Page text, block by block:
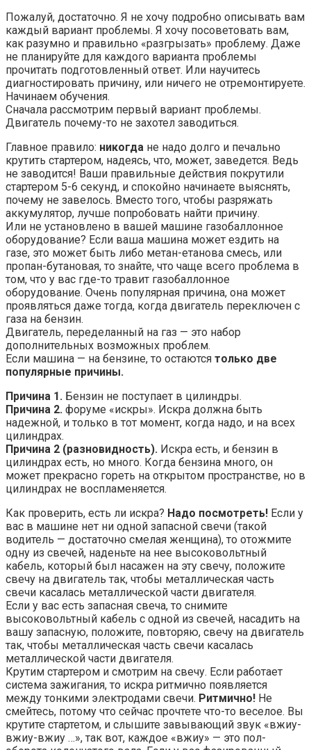
Пожалуй, достаточно. Я не хочу подробно описывать вам
каждый вариант проблемы. Я хочу посоветовать вам,
как разумно и правильно «разгрызать» проблему. Даже
не планируйте для каждого варианта проблемы
прочитать подготовленный ответ. Или научитесь
диагностировать причину, или ничего не отремонтируете.
Начинаем обучения.
Сначала рассмотрим первый вариант проблемы.
Двигатель почему-то не захотел заводиться.
Главное правило: никогда не надо долго и печально
крутить стартером, надеясь, что, может, заведется. Ведь
не заводится! Ваши правильные действия покрутили
стартером 5-6 секунд, и спокойно начинаете выяснять,
почему не завелось. Вместо того, чтобы разряжать
аккумулятор, лучше попробовать найти причину.
Или не установлено в вашей машине газобаллонное
оборудование? Если ваша машина может ездить на
газе, это может быть либо метан-етанова смесь, или
пропан-бутановая, то знайте, что чаще всего проблема в
том, что у вас где-то травит газобаллонное
оборудование. Очень популярная причина, она может
проявляться даже тогда, когда двигатель переключен с
газа на бензин.
Двигатель, переделанный на газ — это набор
дополнительных возможных проблем.
Если машина — на бензине, то остаются только две
популярные причины.
Причина 1. Бензин не поступает в цилиндры.
Причина 2. форуме «искры». Искра должна быть
надежной, и только в тот момент, когда надо, и на всех
цилиндрах.
Причина 2 (разновидность). Искра есть, и бензин в
цилиндрах есть, но много. Когда бензина много, он
может прекрасно гореть на открытом пространстве, но в
цилиндрах не воспламеняется.
Как проверить, есть ли искра? Надо посмотреть! Если у
вас в машине нет ни одной запасной свечи (такой
водитель — достаточно смелая женщина), то отожмите
одну из свечей, наденьте на нее высоковольтный
кабель, который был насажен на эту свечу, положите
свечу на двигатель так, чтобы металлическая часть
свечи касалась металлической части двигателя.
Если у вас есть запасная свеча, то снимите
высоковольтный кабель с одной из свечей, насадить на
вашу запасную, положите, повторяю, свечу на двигатель
так, чтобы металлическая часть свечи касалась
металлической части двигателя.
Крутим стартером и смотрим на свечу. Если работает
система зажигания, то искра ритмично появляется
между тонкими электродами свечи. Ритмично! Не
смейтесь, потому что сейчас прочтете что-то веселое. Вы
крутите стартетом, и слышите завывающий звук «вжиу-
вжиу-вжиу …», так вот, каждое «вжиу» — это пол-